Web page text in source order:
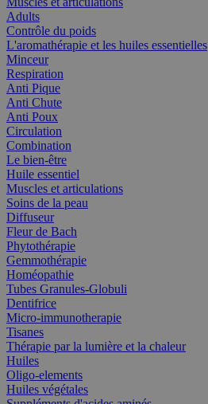
Adults
Contrôle du poids
L'aromathérapie et les huiles essentielles
Minceur
Respiration
Anti Pique
Anti Chute
Anti Poux
Circulation
Combination
Le bien-être
Huile essentiel
Muscles et articulations
Soins de la peau
Diffuseur
Fleur de Bach
Phytothérapie
Gemmothérapie
Homéopathie
Tubes Granules-Globuli
Dentifrice
Micro-immunotherapie
Tisanes
Thérapie par la lumière et la chaleur
Huiles
Oligo-elements
Huiles végétales